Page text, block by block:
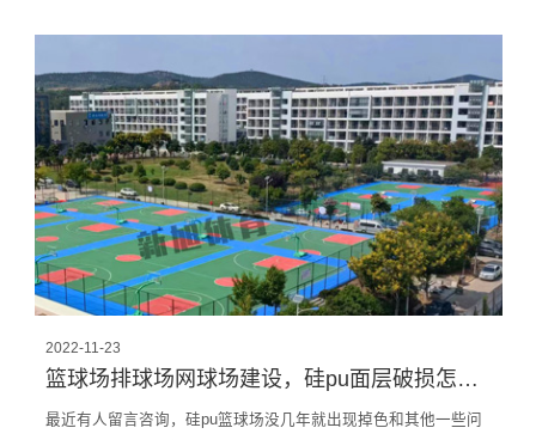
2022-11-23
篮球场排球场网球场建设，硅pu面层破损怎么办？河南厂家带你了解
最近有人留言咨询，硅pu篮球场没几年就出现掉色和其他一些问